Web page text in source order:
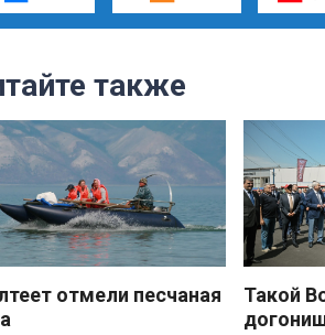
также
отмели песчаная
Такой